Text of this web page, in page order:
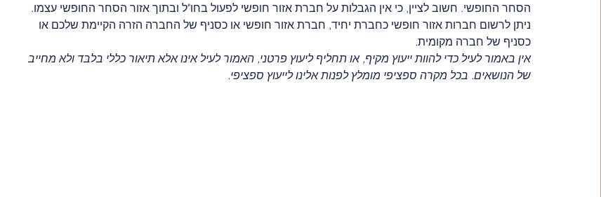
הסחר החופשי. חשוב לציין, כי אין הגבלות על חברת אזור חופשי לפעול בחו"ל ובתוך אזור הסחר החופשי עצמו.
ניתן לרשום חברות אזור חופשי כחברת יחיד, חברת אזור חופשי או כסניף של החברה הזרה הקיימת שלכם או
כסניף של חברה מקומית.
אין באמור לעיל כדי להוות ייעוץ מקיף, או תחליף ליעוץ פרטני, האמור לעיל אינו אלא תיאור כללי בלבד ולא מחייב
של הנושאים. בכל מקרה ספציפי מומלץ לפנות אלינו לייעוץ ספציפי.